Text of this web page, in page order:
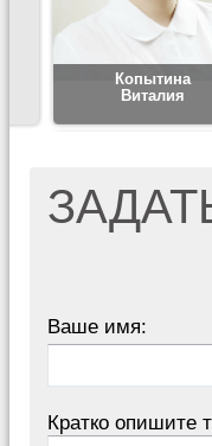
Копытина
Виталия
Ваше имя:
Кратко опишите